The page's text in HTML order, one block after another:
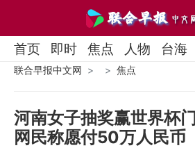
首页 即时 焦点 人物 台海
联合早报中文网 焦点
河南女子抽奖赢世界杯
网民称愿付50万人民币